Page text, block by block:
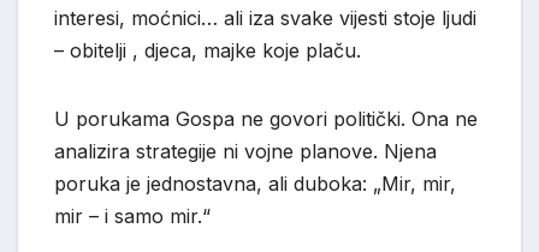
interesi, moćnici… ali iza svake vijesti stoje ljudi
– obitelji , djeca, majke koje plaču.
U porukama Gospa ne govori politički. Ona ne
analizira strategije ni vojne planove. Njena
poruka je jednostavna, ali duboka: „Mir, mir,
mir – i samo mir.“